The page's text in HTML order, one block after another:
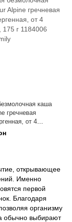
каша
гречневая
от 4
г
открывающее
Именно
первой
Благодаря
организму
обычно выбирают